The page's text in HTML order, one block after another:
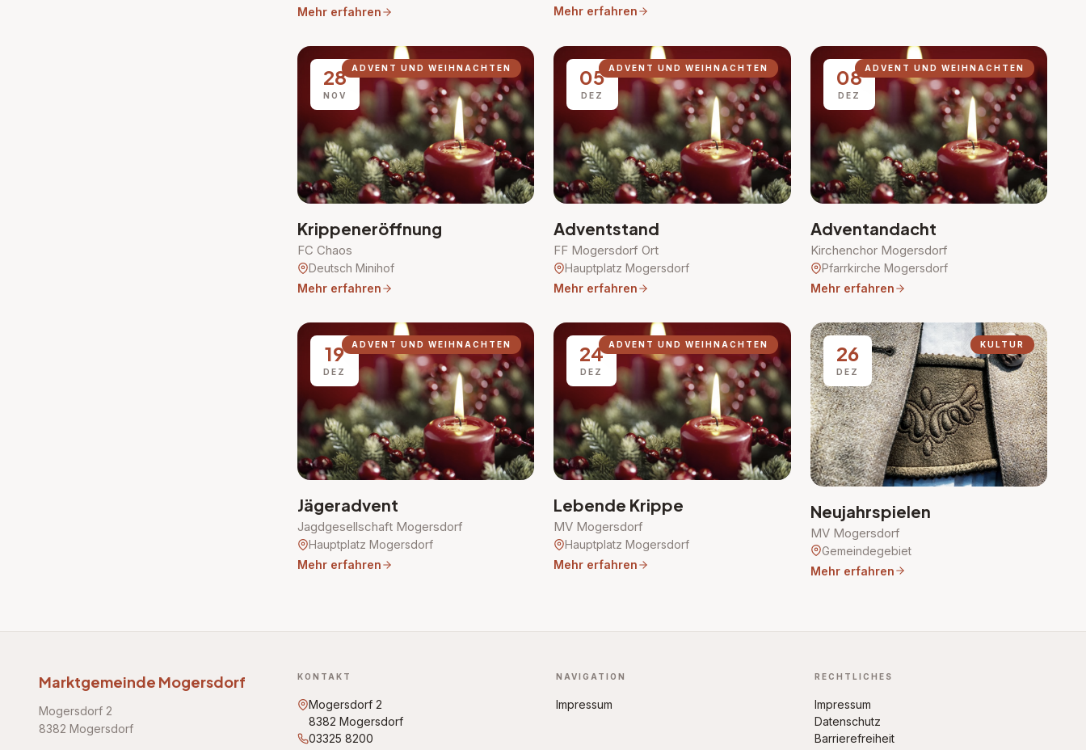
Mehr erfahren
Mehr erfahren
28
NOV
ADVENT UND WEIHNACHTEN
Krippeneröffnung
FC Chaos
Deutsch Minihof
Mehr erfahren
05
DEZ
ADVENT UND WEIHNACHTEN
Adventstand
FF Mogersdorf Ort
Hauptplatz Mogersdorf
Mehr erfahren
08
DEZ
ADVENT UND WEIHNACHTEN
Adventandacht
Kirchenchor Mogersdorf
Pfarrkirche Mogersdorf
Mehr erfahren
19
DEZ
ADVENT UND WEIHNACHTEN
Jägeradvent
Jagdgesellschaft Mogersdorf
Hauptplatz Mogersdorf
Mehr erfahren
24
DEZ
ADVENT UND WEIHNACHTEN
Lebende Krippe
MV Mogersdorf
Hauptplatz Mogersdorf
Mehr erfahren
26
DEZ
KULTUR
Neujahrspielen
MV Mogersdorf
Gemeindegebiet
Mehr erfahren
Marktgemeinde Mogersdorf
Mogersdorf 2
8382 Mogersdorf
KONTAKT
Mogersdorf 2
8382 Mogersdorf
03325 8200
NAVIGATION
Impressum
RECHTLICHES
Impressum
Datenschutz
Barrierefreiheit